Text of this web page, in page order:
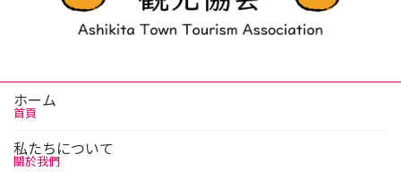
ホーム
首頁
私たちについて
關於我們